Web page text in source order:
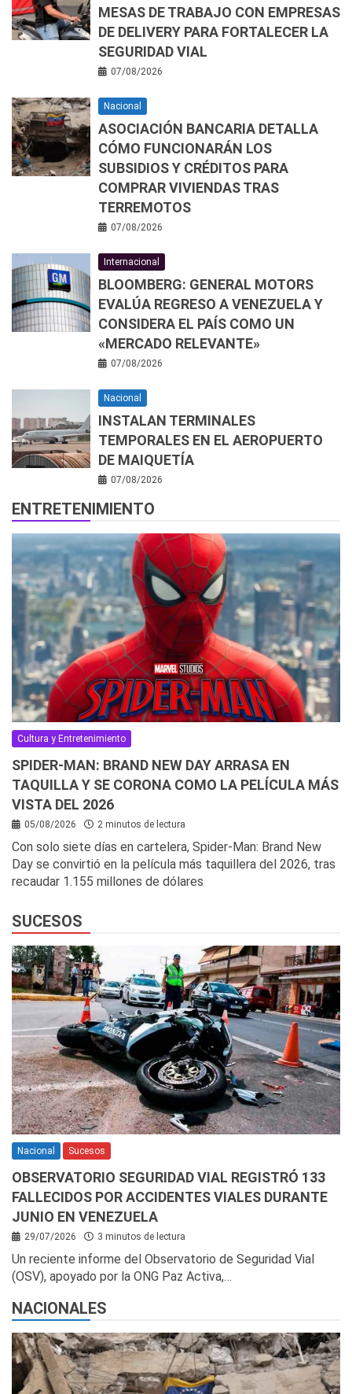
MESAS DE TRABAJO CON EMPRESAS
DE DELIVERY PARA FORTALECER LA
SEGURIDAD VIAL
07/08/2026
Nacional
ASOCIACIÓN BANCARIA DETALLA
CÓMO FUNCIONARÁN LOS
SUBSIDIOS Y CRÉDITOS PARA
COMPRAR VIVIENDAS TRAS
TERREMOTOS
07/08/2026
Internacional
BLOOMBERG: GENERAL MOTORS
EVALÚA REGRESO A VENEZUELA Y
CONSIDERA EL PAÍS COMO UN
«MERCADO RELEVANTE»
07/08/2026
Nacional
INSTALAN TERMINALES
TEMPORALES EN EL AEROPUERTO
DE MAIQUETÍA
07/08/2026
ENTRETENIMIENTO
Cultura y Entretenimiento
SPIDER-MAN: BRAND NEW DAY ARRASA EN
TAQUILLA Y SE CORONA COMO LA PELÍCULA MÁS
VISTA DEL 2026
05/08/2026 2 minutos de lectura
Con solo siete días en cartelera, Spider-Man: Brand New
Day se convirtió en la película más taquillera del 2026, tras
recaudar 1.155 millones de dólares
SUCESOS
Nacional Sucesos
OBSERVATORIO SEGURIDAD VIAL REGISTRÓ 133
FALLECIDOS POR ACCIDENTES VIALES DURANTE
JUNIO EN VENEZUELA
29/07/2026 3 minutos de lectura
Un reciente informe del Observatorio de Seguridad Vial
(OSV), apoyado por la ONG Paz Activa,…
NACIONALES